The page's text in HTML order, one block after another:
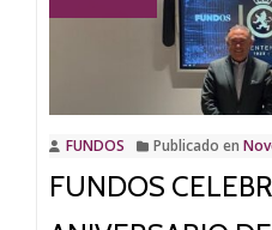
FUNDOS Publicado en
FUNDOS